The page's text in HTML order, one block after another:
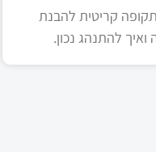
קריטית להבנת
להתנהג נכון.